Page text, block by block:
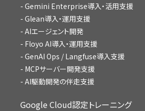
Gemini Enterprise導入・活用支援
Glean導入・運用支援
AIエージェント開発
Floyo AI導入・運用支援
GenAI Ops / Langfuse導入支援
MCPサーバー開発支援
AI駆動開発の伴走支援
Google Cloud認定トレーニング